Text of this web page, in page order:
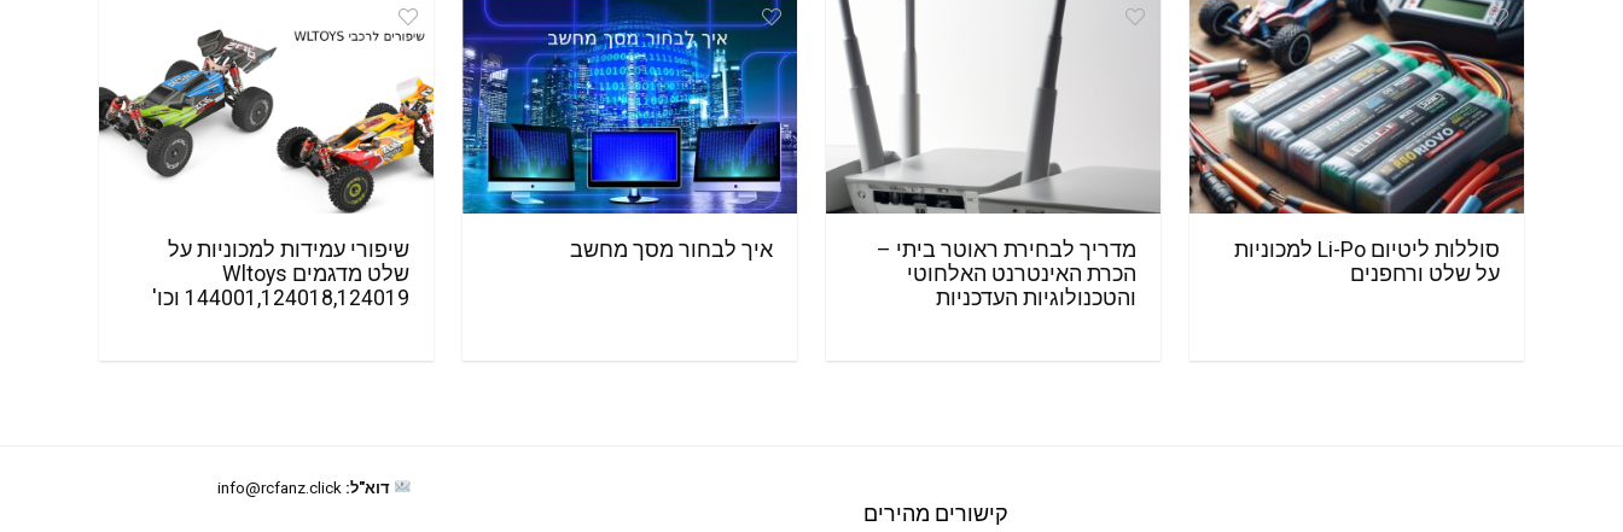
סוללות ליטיום Li-Po למכוניות
על שלט ורחפנים
מדריך לבחירת ראוטר ביתי –
הכרת האינטרנט האלחוטי
והטכנולוגיות העדכניות
איך לבחור מסך מחשב
שיפורי עמידות למכוניות על
שלט מדגמים Wltoys
144001,124018,124019 וכו'
קישורים מהירים
דוא"ל: info@rcfanz.click